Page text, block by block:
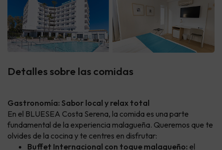
Detalles sobre las comidas
Gastronomía: Sabor local y relax total
En el BLUESEA Costa Serena, la comida es una parte
fundamental de la experiencia malagueña. Queremos que te
olvides de la cocina y te centres en disfrutar:
Buffet Internacional con toque malagueño: el